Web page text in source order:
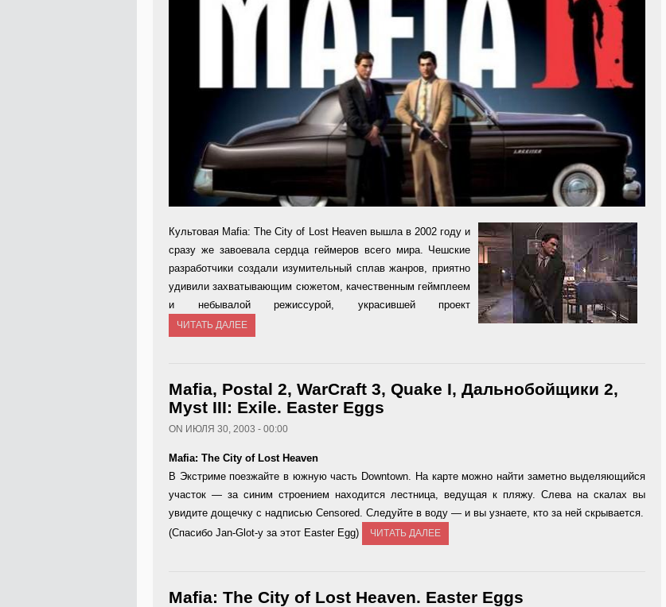
Культовая Mafia: The City of Lost Heaven вышла в 2002 году и
сразу же завоевала сердца геймеров всего мира. Чешские
разработчики создали изумительный сплав жанров, приятно
удивили захватывающим сюжетом, качественным геймплеем
и небывалой режиссурой, украсившей проект
ЧИТАТЬ ДАЛЕЕ
Mafia, Postal 2, WarCraft 3, Quake I, Дальнобойщики 2,
Myst III: Exile. Easter Eggs
ON ИЮЛЯ 30, 2003 - 00:00
Mafia: The City of Lost Heaven
В Экстриме поезжайте в южную часть Downtown. На карте можно найти заметно выделяющийся
участок — за синим строением находится лестница, ведущая к пляжу. Слева на скалах вы
увидите дощечку с надписью Censored. Следуйте в воду — и вы узнаете, кто за ней скрывается.
(Спасибо Jan-Glot-у за этот Easter Egg)
ЧИТАТЬ ДАЛЕЕ
Mafia: The City of Lost Heaven. Easter Eggs